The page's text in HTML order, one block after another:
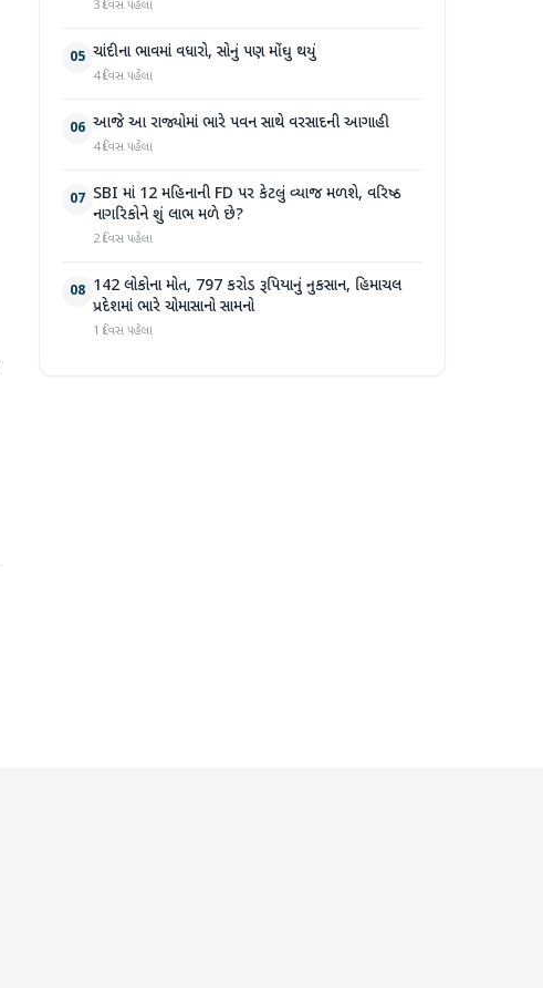
3 દિવસ પહેલા
05 ચાંદીના ભાવમાં વધારો, સોનું પણ મોંઘુ થયું
4 દિવસ પહેલા
06 આજે આ રાજ્યોમાં ભારે પવન સાથે વરસાદની આગાહી
4 દિવસ પહેલા
07 SBI માં 12 મહિનાની FD પર કેટલું વ્યાજ મળશે, વરિષ્ઠ
નાગરિકોને શું લાભ મળે છે?
2 દિવસ પહેલા
08 142 લોકોના મોત, 797 કરોડ રૂપિયાનું નુકસાન, હિમાચલ
પ્રદેશમાં ભારે ચોમાસાનો સામનો
1 દિવસ પહેલા